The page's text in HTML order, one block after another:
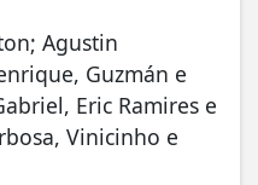
Agustin
Guzmán e
Eric Ramires e
Vinicinho e